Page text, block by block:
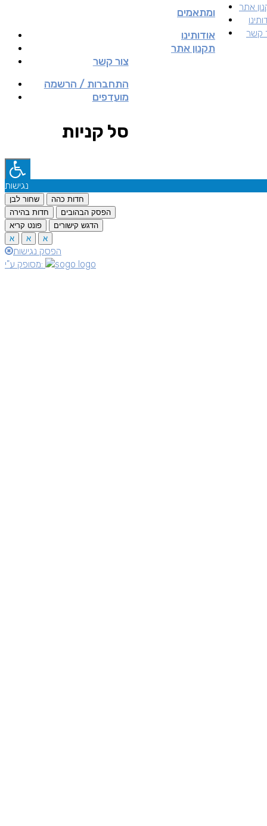
אתר
קשר
ומתאמים
אודותינו
תקנון אתר
צור קשר
התחברות / הרשמה
מועדפים
סל קניות
נגישות
שחור לבן
חדות כהה
חדות בהירה
הפסק הבהובים
פונט קריא
הדגש קישורים
א
א א
הפסק נגישות
מסופק ע"י: